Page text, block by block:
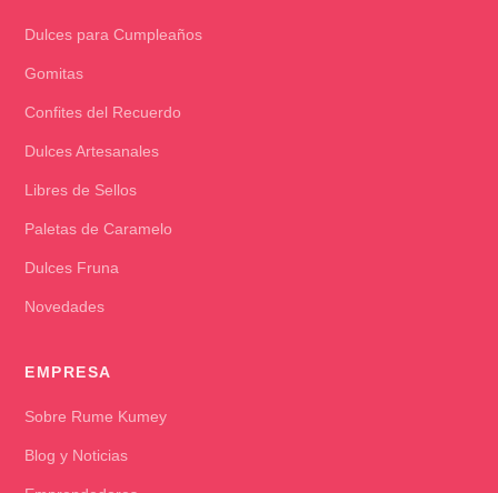
Dulces para Cumpleaños
Gomitas
Confites del Recuerdo
Dulces Artesanales
Libres de Sellos
Paletas de Caramelo
Dulces Fruna
Novedades
EMPRESA
Sobre Rume Kumey
Blog y Noticias